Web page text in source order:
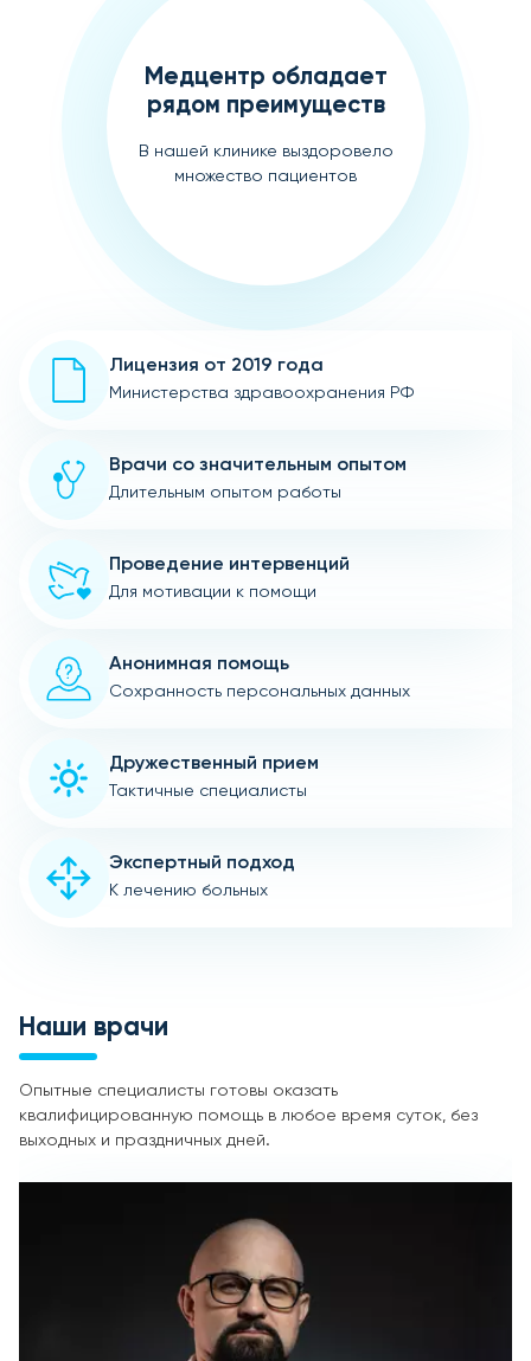
Медцентр обладает
рядом преимуществ
В нашей клинике выздоровело
множество пациентов
Лицензия от 2019 года
Министерства здравоохранения РФ
Врачи со значительным опытом
Длительным опытом работы
Проведение интервенций
Для мотивации к помощи
Анонимная помощь
Сохранность персональных данных
Дружественный прием
Тактичные специалисты
Экспертный подход
К лечению больных
Наши врачи
Опытные специалисты готовы оказать
квалифицированную помощь в любое время суток, без
выходных и праздничных дней.